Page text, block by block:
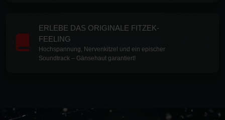
ERLEBE DAS ORIGINALE FITZEK-
FEELING
Hochspannung, Nervenkitzel und ein epischer
Soundtrack – Gänsehaut garantiert!